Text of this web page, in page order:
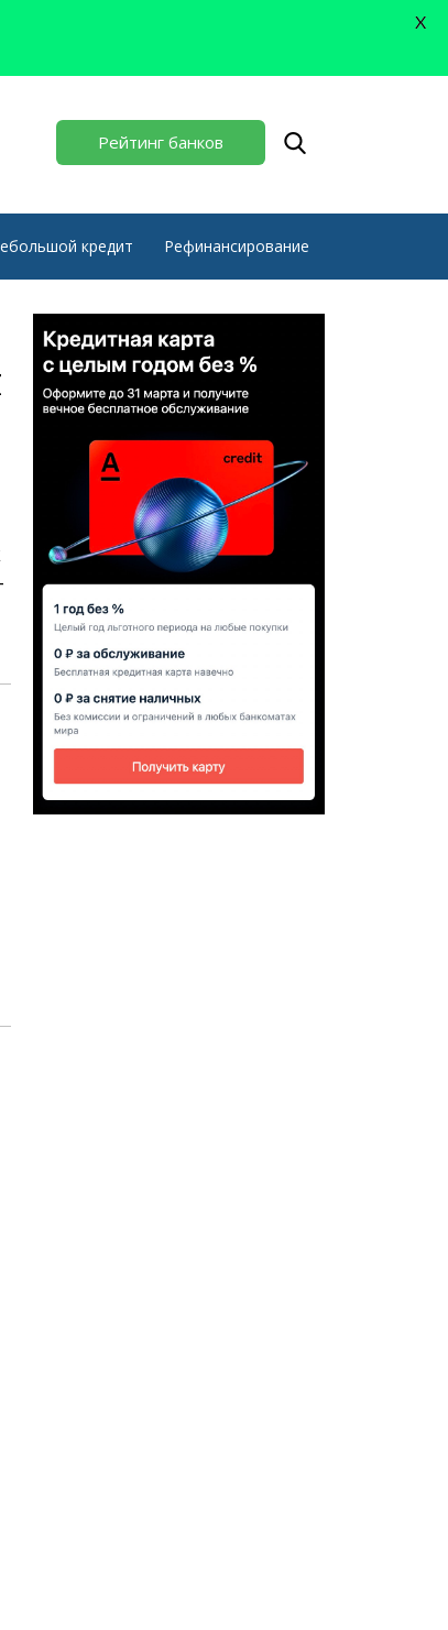
Рейтинг банков
кредит Рефинансирование
X